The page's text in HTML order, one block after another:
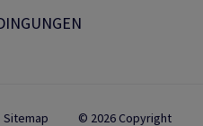
Sitemap © 2026 Copyright